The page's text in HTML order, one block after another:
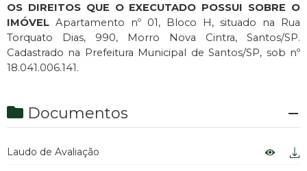
OS DIREITOS QUE O EXECUTADO POSSUI SOBRE O
IMÓVEL Apartamento nº 01, Bloco H, situado na Rua
Torquato Dias, 990, Morro Nova Cintra, Santos/SP.
Cadastrado na Prefeitura Municipal de Santos/SP, sob nº
18.041.006.141.
Documentos
Laudo de Avaliação